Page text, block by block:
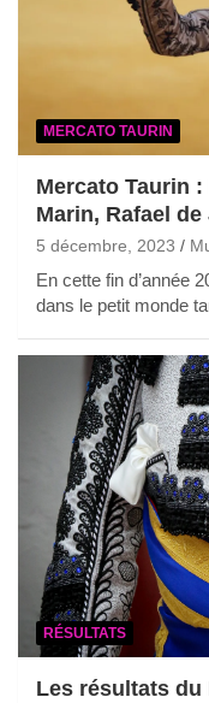
MERCATO TAURIN
Mercato Taurin
Marin, Rafael
5 décembre, 2023
En cette fin d’année
dans le petit monde
RÉSULTATS
Les résultats du